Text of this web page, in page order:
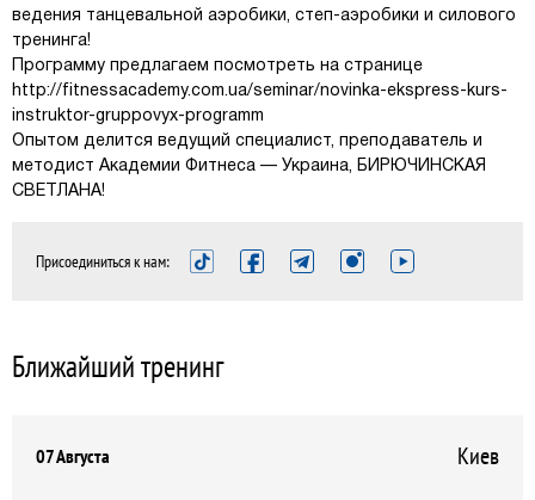
ведения танцевальной аэробики, степ-аэробики и силового
тренинга!
Программу предлагаем посмотреть на странице
http://fitnessacademy.com.ua/seminar/novinka-ekspress-kurs-
instruktor-gruppovyx-programm
Опытом делится ведущий специалист, преподаватель и
методист Академии Фитнеса — Украина, БИРЮЧИНСКАЯ
СВЕТЛАНА!
Присоединиться к нам:
Ближайший тренинг
07 Августа Киев